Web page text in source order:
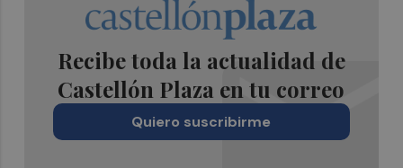
Recibe toda la actualidad de
Castellón Plaza en tu correo
Quiero suscribirme